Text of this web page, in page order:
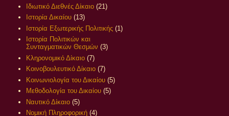
Ιδιωτικό Διεθνές Δίκαιο (21)
Ιστορία Δικαίου (13)
Ιστορία Εξωτερικής Πολιτικής (1)
Ιστορία Πολιτικών και
Συνταγματικών Θεσμών (3)
Κληρονομικό Δίκαιο (7)
Κοινοβουλευτικό Δίκαιο (7)
Κοινωνιολογία του Δικαίου (5)
Μεθοδολογία του Δικαίου (5)
Ναυτικό Δίκαιο (5)
Νομική Πληροφορική (4)